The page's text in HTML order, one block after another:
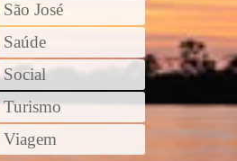
São José
Saúde
Social
Turismo
Viagem